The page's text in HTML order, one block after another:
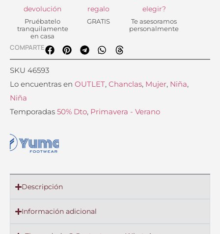
devolución
Pruébatelo
tranquilamente
en casa
regalo
GRATIS
elegir?
Te asesoramos
personalmente
COMPARTE
SKU 46593
Lo encuentras en OUTLET, Chanclas, Mujer, Niña,
Niña
Temporadas 50% Dto, Primavera - Verano
Descripción
Información adicional